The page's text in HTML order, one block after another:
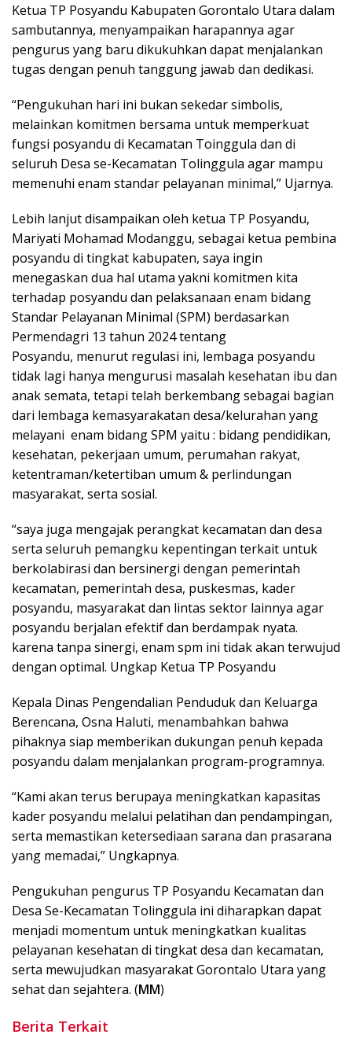
Ketua TP Posyandu Kabupaten Gorontalo Utara dalam
sambutannya, menyampaikan harapannya agar
pengurus yang baru dikukuhkan dapat menjalankan
tugas dengan penuh tanggung jawab dan dedikasi.
“Pengukuhan hari ini bukan sekedar simbolis,
melainkan komitmen bersama untuk memperkuat
fungsi posyandu di Kecamatan Toinggula dan di
seluruh Desa se-Kecamatan Tolinggula agar mampu
memenuhi enam standar pelayanan minimal,” Ujarnya.
Lebih lanjut disampaikan oleh ketua TP Posyandu,
Mariyati Mohamad Modanggu, sebagai ketua pembina
posyandu di tingkat kabupaten, saya ingin
menegaskan dua hal utama yakni komitmen kita
terhadap posyandu dan pelaksanaan enam bidang
Standar Pelayanan Minimal (SPM) berdasarkan
Permendagri 13 tahun 2024 tentang
Posyandu, menurut regulasi ini, lembaga posyandu
tidak lagi hanya mengurusi masalah kesehatan ibu dan
anak semata, tetapi telah berkembang sebagai bagian
dari lembaga kemasyarakatan desa/kelurahan yang
melayani enam bidang SPM yaitu : bidang pendidikan,
kesehatan, pekerjaan umum, perumahan rakyat,
ketentraman/ketertiban umum & perlindungan
masyarakat, serta sosial.
“saya juga mengajak perangkat kecamatan dan desa
serta seluruh pemangku kepentingan terkait untuk
berkolabirasi dan bersinergi dengan pemerintah
kecamatan, pemerintah desa, puskesmas, kader
posyandu, masyarakat dan lintas sektor lainnya agar
posyandu berjalan efektif dan berdampak nyata.
karena tanpa sinergi, enam spm ini tidak akan terwujud
dengan optimal. Ungkap Ketua TP Posyandu
Kepala Dinas Pengendalian Penduduk dan Keluarga
Berencana, Osna Haluti, menambahkan bahwa
pihaknya siap memberikan dukungan penuh kepada
posyandu dalam menjalankan program-programnya.
“Kami akan terus berupaya meningkatkan kapasitas
kader posyandu melalui pelatihan dan pendampingan,
serta memastikan ketersediaan sarana dan prasarana
yang memadai,” Ungkapnya.
Pengukuhan pengurus TP Posyandu Kecamatan dan
Desa Se-Kecamatan Tolinggula ini diharapkan dapat
menjadi momentum untuk meningkatkan kualitas
pelayanan kesehatan di tingkat desa dan kecamatan,
serta mewujudkan masyarakat Gorontalo Utara yang
sehat dan sejahtera. (MM)
Berita Terkait